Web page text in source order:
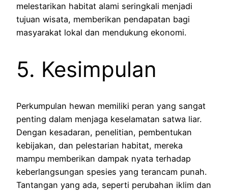
melestarikan habitat alami seringkali menjadi
tujuan wisata, memberikan pendapatan bagi
masyarakat lokal dan mendukung ekonomi.
5. Kesimpulan
Perkumpulan hewan memiliki peran yang sangat
penting dalam menjaga keselamatan satwa liar.
Dengan kesadaran, penelitian, pembentukan
kebijakan, dan pelestarian habitat, mereka
mampu memberikan dampak nyata terhadap
keberlangsungan spesies yang terancam punah.
Tantangan yang ada, seperti perubahan iklim dan